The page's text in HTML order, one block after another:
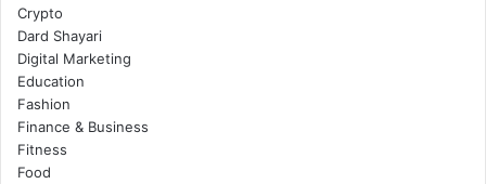
Crypto
Dard Shayari
Digital Marketing
Education
Fashion
Finance & Business
Fitness
Food